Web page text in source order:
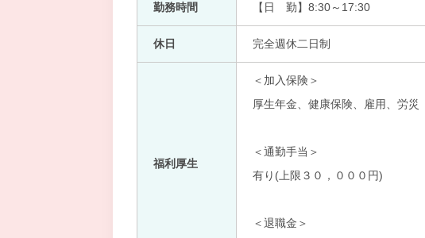
勤務時間 【日 勤】8:30～17:30
休日 完全週休二日制
福利厚生
＜加入保険＞
厚生年金、健康保険、雇用、労災
＜通勤手当＞
有り(上限３０，０００円)
＜退職金＞